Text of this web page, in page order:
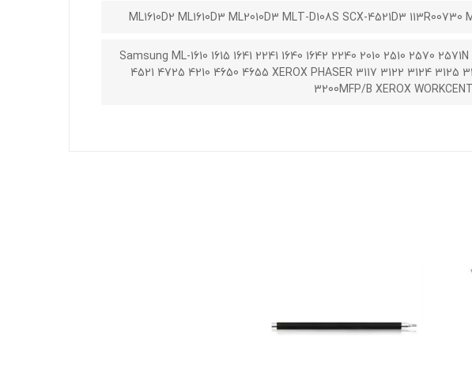
ML1610D2 ML1610D3 ML2010D3 MLT-D108S SCX-4521D3 113R00730
Samsung ML-1610 1615 1641 2241 1640 1642 2240 2010 2510 2570
4521 4725 4210 4650 4655 XEROX PHASER 3117 3122 3124 3125
3200MFP/B XEROX